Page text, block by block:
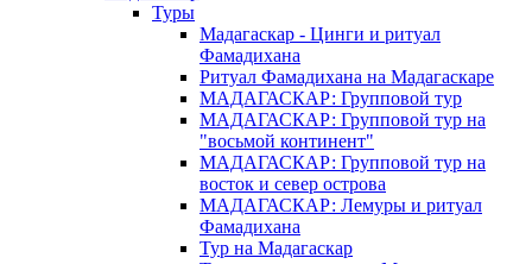
Туры
Мадагаскар - Цинги и ритуал
Фамадихана
Ритуал Фамадихана на Мадагаскаре
МАДАГАСКАР: Групповой тур
МАДАГАСКАР: Групповой тур на
"восьмой континент"
МАДАГАСКАР: Групповой тур на
восток и север острова
МАДАГАСКАР: Лемуры и ритуал
Фамадихана
Тур на Мадагаскар